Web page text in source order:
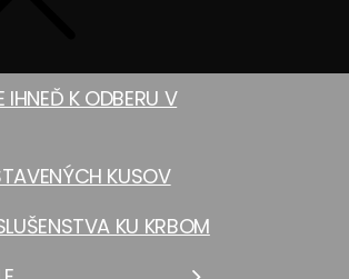
IHNEĎ K ODBERU V
KUSOV
KU KRBOM